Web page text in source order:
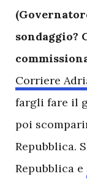
sondaggio?
Corriere
fargli fare il
poi
Repubblica.
Repubblica e